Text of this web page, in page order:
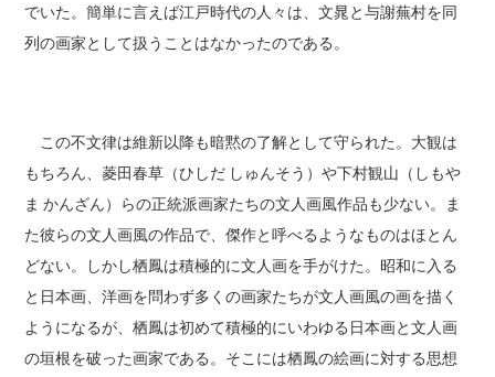
でいた。簡単に言えば江戸時代の人々は、文晁と与謝蕪村を同
列の画家として扱うことはなかったのである。
この不文律は維新以降も暗黙の了解として守られた。大観は
もちろん、菱田春草（ひしだ しゅんそう）や下村観山（しもや
ま かんざん）らの正統派画家たちの文人画風作品も少ない。ま
た彼らの文人画風の作品で、傑作と呼べるようなものはほとん
どない。しかし栖鳳は積極的に文人画を手がけた。昭和に入る
と日本画、洋画を問わず多くの画家たちが文人画風の画を描く
ようになるが、栖鳳は初めて積極的にいわゆる日本画と文人画
の垣根を破った画家である。そこには栖鳳の絵画に対する思想